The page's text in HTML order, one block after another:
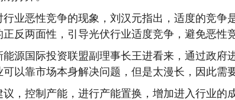
恶性竞争的现象，刘汉元指出，适度的竞争
正反两面性，引导光伏行业适度竞争，避免恶性
国际投资联盟副理事长王进看来，通过政府
可以靠市场本身解决问题，但是太漫长，因此需
控制产能，进行产能置换，增加进入行业的